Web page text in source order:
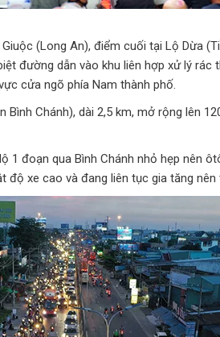
(Long An), điểm cuối tại Lộ Dừa
đường dẫn vào khu liên hợp xử lý
cửa ngõ phía Nam thành phố.
Chánh), dài 2,5 km, mở rộng lên
đoạn qua Bình Chánh nhỏ hẹp nên
xe cao và đang liên tục gia tăng